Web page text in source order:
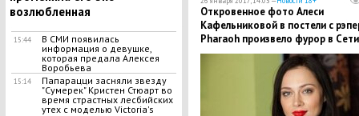
возлюбленная
15:44
В СМИ появилась
информация о девушке,
которая предала Алексея
Воробьева
15:14
Папарацци засняли звезду
"Сумерек" Кристен Стюарт во
время страстных лесбийских
утех с моделью Victoria's
Откровенное фото Алеси
Кафельниковой в постели с
Pharaoh произвело фурор в Сети